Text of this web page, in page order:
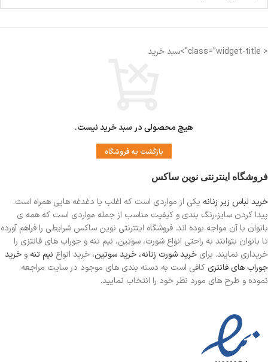
اندازه فاق : 27-28 سانتی متر
دورتادورکمردرحالت کشیده:69 سانت
< class="widget-title">سبد خرید
هیچ محصولی در سبد خرید نیست.
بازگشت به فروشگاه
فروشگاه اینترنتی نوین ساکس
خرید لباس زیر زنانه یکی از مواردی است که اغلب با دغدغه هایی همراه است.
پیدا کردن سایز،رنگ بندی و کیفیت مناسب از جمله مواردی است که همه ی
بانوان با آن مواجه بوده اند. فروشگاه اینترنتی نوین ساکس شرایطی را فراهم آورده
تا بانوان بتوانند به راحتی انواع شورت، سوتین، نیم تنه و جوراب های فانتزی را
خریداری نمایند. برای خرید شورت زنانه، خرید سوتین، خرید انواع نیم تنه وخرید
جوراب های فانتری کافی است به دسته بندی های موجود در سایت مراجعه
نموده و طرح های مورد نظر خود را انتخاب نمایید.